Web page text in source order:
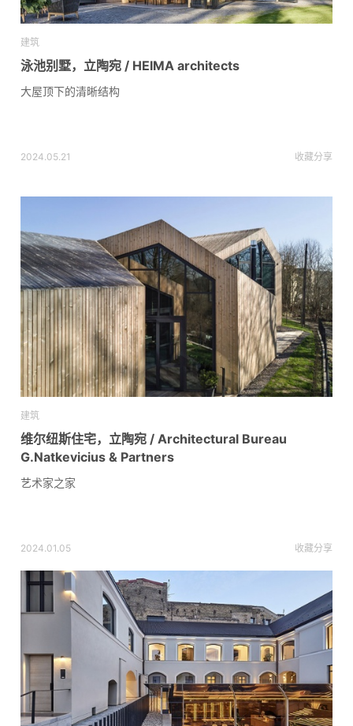
建筑
泳池别墅，立陶宛 / HEIMA architects
大屋顶下的清晰结构
2024.05.21 收藏分享
建筑
维尔纽斯住宅，立陶宛 / Architectural Bureau
G.Natkevicius & Partners
艺术家之家
2024.01.05 收藏分享